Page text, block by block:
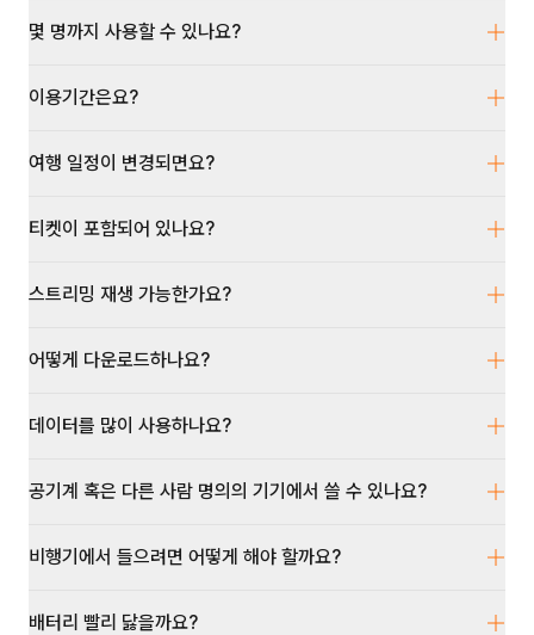
몇 명까지 사용할 수 있나요?
이용기간은요?
여행 일정이 변경되면요?
티켓이 포함되어 있나요?
스트리밍 재생 가능한가요?
어떻게 다운로드하나요?
데이터를 많이 사용하나요?
공기계 혹은 다른 사람 명의의 기기에서 쓸 수 있나요?
비행기에서 들으려면 어떻게 해야 할까요?
배터리 빨리 닳을까요?